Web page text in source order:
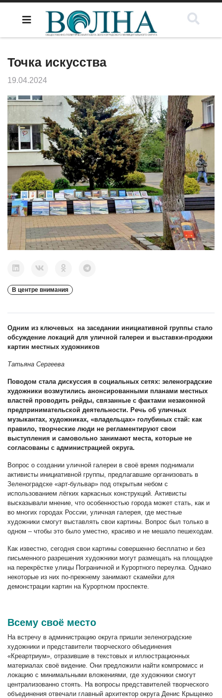
Точка искусства
19.04.2024
В центре внимания
Одним из ключевых на заседании инициативной группы стало
обсуждение локаций для уличной галереи и выставки-продажи
картин местных художников
Татьяна Сергеева
Поводом стала дискуссия в социальных сетях: зеленоградские
художники возмутились анонсированными планами местных
властей проводить рейды, связанные с фактами незаконной
предпринимательской деятельности. Речь об уличных
музыкантах, художниках, «владельцах» голубиных стай: как
правило, творческие люди не регламентируют свои
выступления и самовольно занимают места, которые не
согласованы с администрацией округа.
Вопрос о создании уличной галереи в своё время поднимали
активисты инициативной группы, предлагавшие организовать в
Зеленоградске «арт-бульвар» под открытым небом с
использованием лёгких каркасных конструкций. Активисты
высказывали мнение, что особенностью города может стать, как и
во многих городах России, уличная галерея, где местные
художники смогут выставлять свои картины. Вопрос был только в
одном – чтобы это было уместно, красиво и не мешало пешеходам.
Как известно, сегодня свои картины совершенно бесплатно и без
письменного разрешения художники могут размещать на площадке
на перекрёстке улицы Пограничной и Курортного переулка. Однако
некоторые из них по-прежнему занимают скамейки для
демонстрации картин на Курортном проспекте.
Всему своё место
На встречу в администрацию округа пришли зеленоградские
художники и представители творческого объединения
«Креартриум», отразившие в текстовых и иллюстрационных
материалах своё видение. Они предложили найти компромисс и
локацию с минимальными вложениями, где художники смогут
централизованно стоять. На вопросы представителей творческого
объединения отвечали главный архитектор округа Денис Крыщенко